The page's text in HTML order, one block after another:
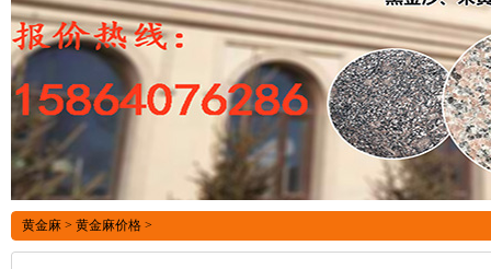
黄金麻 > 黄金麻价格 >